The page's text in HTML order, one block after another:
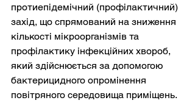
протиепідемічний (профілактичний)
захід, що спрямований на зниження
кількості мікроорганізмів та
профілактику інфекційних хвороб,
який здійснюється за допомогою
бактерицидного опромінення
повітряного середовища приміщень.